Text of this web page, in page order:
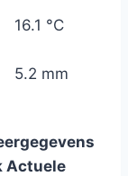
16.1 °C
5.2 mm
Actuele